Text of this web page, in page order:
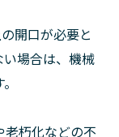
開口が必要と
場合は、機械
朽化などの不